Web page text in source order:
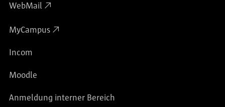
WebMail
MyCampus
Incom
Moodle
Anmeldung interner Bereich